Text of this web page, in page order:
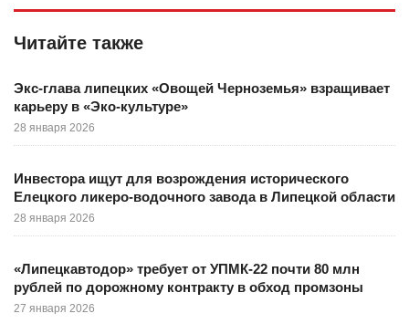
Читайте также
Экс-глава липецких «Овощей Черноземья» взращивает
карьеру в «Эко-культуре»
28 января 2026
Инвестора ищут для возрождения исторического
Елецкого ликеро-водочного завода в Липецкой области
28 января 2026
«Липецкавтодор» требует от УПМК-22 почти 80 млн
рублей по дорожному контракту в обход промзоны
27 января 2026